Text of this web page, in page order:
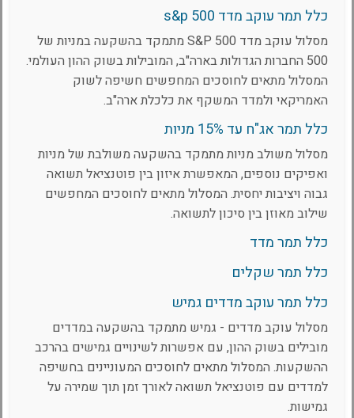
כלל תמר עוקב מדד s&p 500
מסלול עוקב מדד S&P 500 מתמקד בהשקעה במניות של
500 החברות הגדולות בארה"ב, המובילות בשוק ההון העולמי.
המסלול מתאים לחוסכים המחפשים חשיפה לשוק
האמריקאי ולמדד המשקף את כלכלת ארה"ב.
כלל תמר אג"ח עד 15% מניות
מסלול משולב מניות מתמקד בהשקעה משולבת של מניות
ואפיקים נוספים, המאפשרת איזון בין פוטנציאל תשואה
גבוה ויציבות יחסית. המסלול מתאים לחוסכים המחפשים
שילוב מאוזן בין סיכון לתשואה.
כלל תמר מדד
כלל תמר שקלים
כלל תמר עוקב מדדים גמיש
מסלול עוקב מדדים - גמיש מתמקד בהשקעה במדדים
מובילים בשוק ההון, עם אפשרות לשינויים גמישים בהרכב
ההשקעות. המסלול מתאים לחוסכים המעוניינים בחשיפה
למדדים עם פוטנציאל תשואה לאורך זמן תוך שמירה על
גמישות.